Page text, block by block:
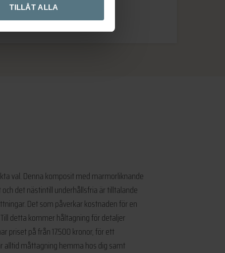
TILLÅT ALLA
Arne Hägersten
val. Denna komposit med marmorliknande
det nästintill underhållsfria är tilltalande
Det som påverkar kostnaden för en
detta kommer håltagning för detaljer
priset på från 17.500 kronor, för ett
alltid måttagning hemma hos dig samt